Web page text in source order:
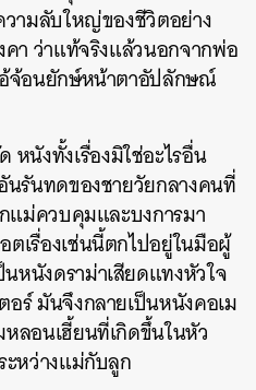
วามลับใหญ่ของชีวิตอย่าง
า ว่าแท้จริงแล้วนอกจากพ่อ
จ้อนยักษ์หน้าตาอัปลักษณ์
หนังทั้งเรื่องมิใช่อะไรอื่น
นรันทดของชายวัยกลางคนที่
แม่ควบคุมและบงการมา
เรื่องเช่นนี้ตกไปอยู่ในมือผู้
หนังดราม่าเสียดแทงหัวใจ
ร์ มันจึงกลายเป็นหนังคอเม
ลอนเฮี้ยนที่เกิดขึ้นในหัว
ะหว่างแม่กับลูก